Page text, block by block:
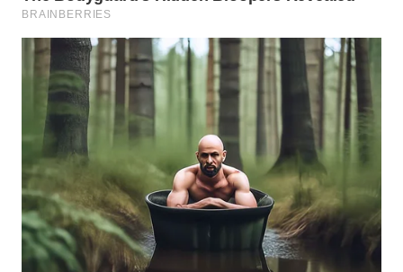
WN
BORNEO
Wahana
WAHANA
NEWS
WAHANA
TANI